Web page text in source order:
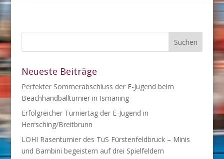
Neueste Beiträge
Perfekter Sommerabschluss der E-Jugend beim
Beachhandballturnier in Ismaning
Erfolgreicher Turniertag der E-Jugend in
Herrsching/Breitbrunn
LOHI Rasenturnier des TuS Fürstenfeldbruck – Minis
und Bambini begeistern auf drei Spielfeldern